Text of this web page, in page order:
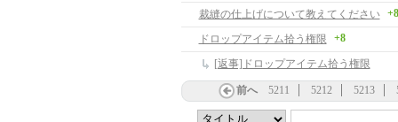
裁縫の仕上げについて教えてください +8
ドロップアイテム拾う権限 +8
[返事]ドロップアイテム拾う権限
前へ 5211 5212 5213